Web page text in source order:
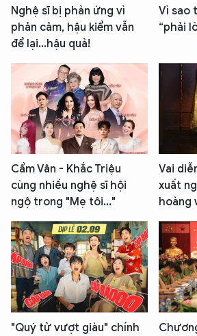
Nghệ sĩ bị phản ứng vì
phản cảm, hậu kiểm vẫn
để lại...hậu quả!
Vì sao
“phải
Cẩm Vân - Khắc Triệu
cùng nhiều nghệ sĩ hội
ngộ trong "Mẹ tôi..."
Vai
xuất
hoàng
"Quý tử vượt giàu" chính